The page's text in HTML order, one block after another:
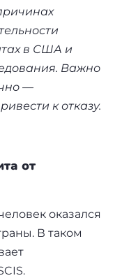
в США и
Важно
—
к отказу.
от
оказался
В таком